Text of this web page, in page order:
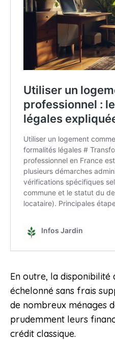
En outre, la disponibilité
échelonné sans frais
de nombreux ménages
prudemment leurs
crédit classique.